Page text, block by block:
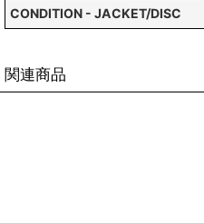
CONDITION - JACKET/DISC
関連商品